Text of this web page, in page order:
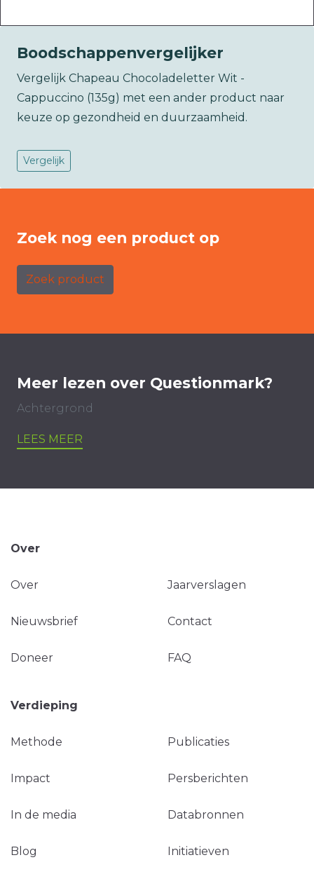
Boodschappenvergelijker
Vergelijk Chapeau Chocoladeletter Wit -
Cappuccino (135g) met een ander product naar
keuze op gezondheid en duurzaamheid.
Vergelijk
Zoek nog een product op
Zoek product
Meer lezen over Questionmark?
Achtergrond
LEES MEER
Over
Over Jaarverslagen
Nieuwsbrief Contact
Doneer FAQ
Verdieping
Methode Publicaties
Impact Persberichten
In de media Databronnen
Blog Initiatieven